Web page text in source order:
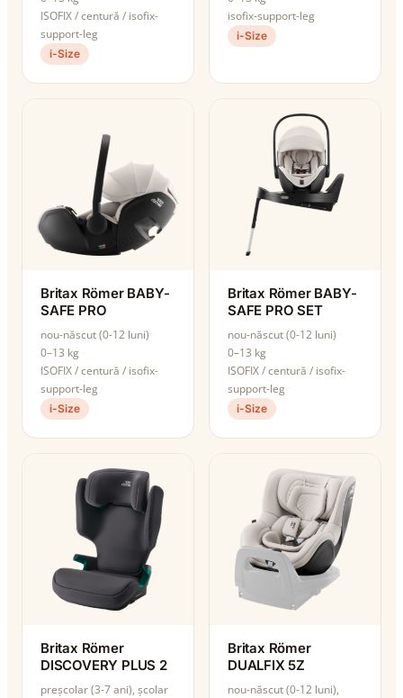
ISOFIX / centură / isofix-
support-leg
i-Size
isofix-support-leg
i-Size
Britax Römer BABY-
SAFE PRO
nou-născut (0-12 luni)
0–13 kg
ISOFIX / centură / isofix-
support-leg
i-Size
Britax Römer BABY-
SAFE PRO SET
nou-născut (0-12 luni)
0–13 kg
ISOFIX / centură / isofix-
support-leg
i-Size
Britax Römer
DISCOVERY PLUS 2
preșcolar (3-7 ani), școlar
Britax Römer
DUALFIX 5Z
nou-născut (0-12 luni),